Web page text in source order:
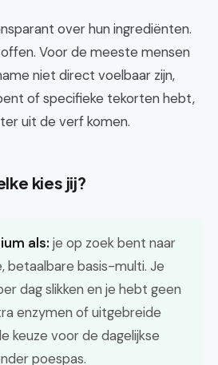
over hun ingrediënten.
Voor de meeste mensen
niet direct voelbaar zijn,
of specifieke tekorten hebt,
uit de verf komen.
kies jij?
als: je op zoek bent naar
betaalbare basis-multi. Je
dag slikken en je hebt geen
enzymen of uitgebreide
keuze voor de dagelijkse
poespas.